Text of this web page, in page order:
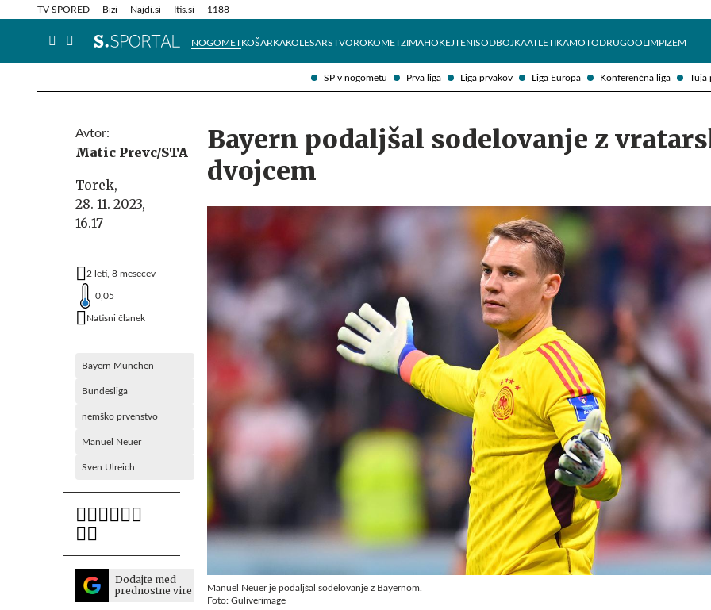
SP v nogometu Prva liga Liga prvakov Liga Europa Konferenčna liga Tuja
TV SPORED Bizi Najdi.si Itis.si 1188
NOGOMETKOŠARKAKOLESARSTVOROKOMETZIMAHOKEJTENISODBOJKAATLETIKAMOTODRUGOOLIMPIZEM
Info in obvestila Tehnik
Avtor:
Matic Prevc/STA
Torek,
28. 11. 2023,
16.17
2 leti, 8 mesecev
0,05
Natisni članek
Bayern München
Bundesliga
nemško prvenstvo
Manuel Neuer
Sven Ulreich
Dodajte med
prednostne vire
Bayern podaljšal sodelovanje z
dvojcem
Manuel Neuer je podaljšal sodelovanje z Bayernom.
Foto: Guliverimage